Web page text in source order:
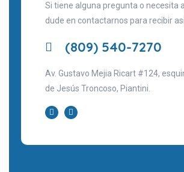
Si tiene alguna pregunta o necesita
dude en contactarnos para recibir
(809) 540-7270
Av. Gustavo Mejia Ricart #124,
de Jesús Troncoso, Piantini.